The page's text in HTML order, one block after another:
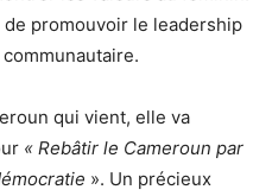
de promouvoir le leadership
qui vient, elle va
« Rebâtir le Cameroun par
». Un précieux